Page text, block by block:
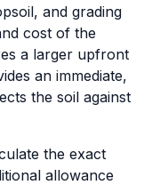
and grading
cost of the
a larger upfront
an immediate,
the soil against
the exact
allowance